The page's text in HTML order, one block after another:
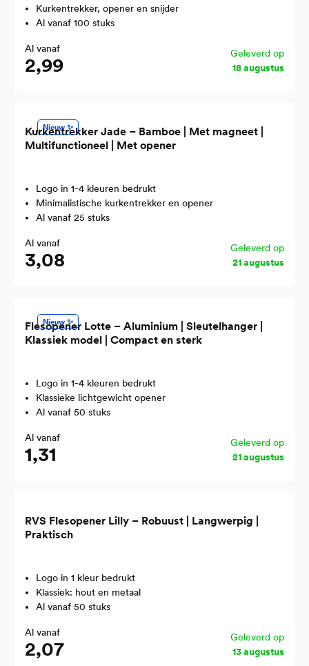
Kurkentrekker, opener en snijder
Al vanaf 100 stuks
Al vanaf
2,99
Geleverd op
18 augustus
Nieuw ✨
Kurkentrekker Jade – Bamboe | Met magneet |
Multifunctioneel | Met opener
Logo in 1-4 kleuren bedrukt
Minimalistische kurkentrekker en opener
Al vanaf 25 stuks
Al vanaf
3,08
Geleverd op
21 augustus
Nieuw ✨
Flesopener Lotte – Aluminium | Sleutelhanger |
Klassiek model | Compact en sterk
Logo in 1-4 kleuren bedrukt
Klassieke lichtgewicht opener
Al vanaf 50 stuks
Al vanaf
1,31
Geleverd op
21 augustus
RVS Flesopener Lilly – Robuust | Langwerpig |
Praktisch
Logo in 1 kleur bedrukt
Klassiek: hout en metaal
Al vanaf 50 stuks
Al vanaf
2,07
Geleverd op
13 augustus